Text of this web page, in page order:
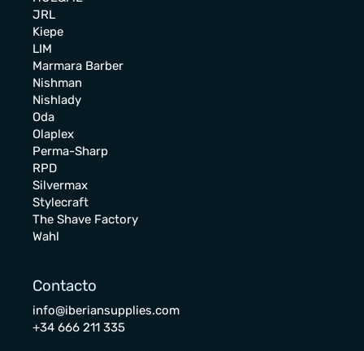
JRL
Kiepe
LIM
Marmara Barber
Nishman
Nishlady
Oda
Olaplex
Perma-Sharp
RPD
Silvermax
Stylecraft
The Shave Factory
Wahl
Contacto
info@iberiansupplies.com
+34 666 211 335